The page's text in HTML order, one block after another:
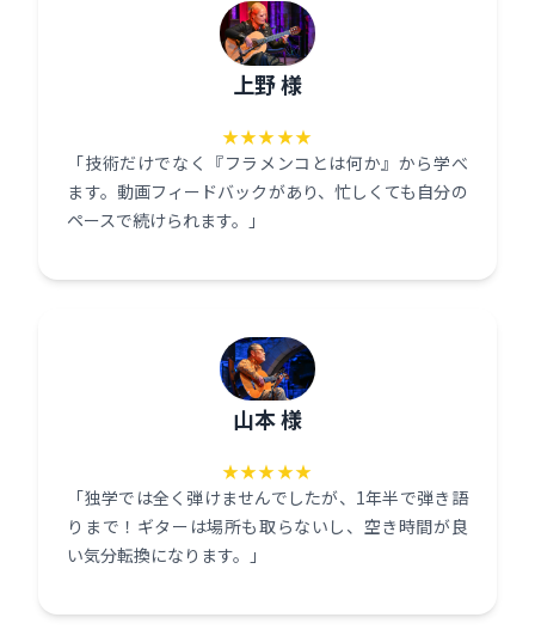
上野 様
★★★★★
「技術だけでなく『フラメンコとは何か』から学べ
ます。動画フィードバックがあり、忙しくても自分の
ペースで続けられます。」
山本 様
★★★★★
「独学では全く弾けませんでしたが、1年半で弾き語
りまで！ギターは場所も取らないし、空き時間が良
い気分転換になります。」